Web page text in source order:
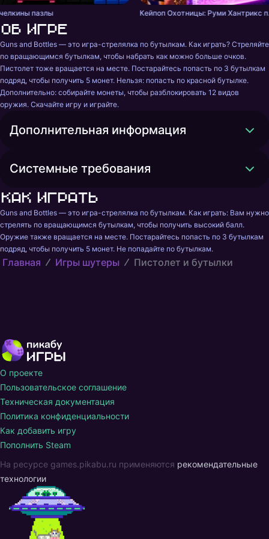
пазлы Кейпоп
Об игре
Guns and Bottles — это игра-стрелялка по бутылкам. Как играть? Стреляйте
по вращающимся бутылкам, чтобы набрать как можно больше очков.
Пистолет тоже вращается на месте. Постарайтесь попасть по 3 бутылкам
подряд, чтобы получить 5 монет. Нельзя: попасть по красной бутылке.
Дополнительно: собирайте монеты, чтобы разблокировать 12 видов
оружия. Скачайте игру и играйте.
Дополнительная информация
Системные требования
Как играть
Guns and Bottles — это игра-стрелялка по бутылкам. Как играть: Вам нужно
стрелять по вращающимся бутылкам, чтобы получить высокий балл.
Оружие также вращается на месте. Постарайтесь попасть по 3 бутылкам
подряд, чтобы получить 5 монет. Не попадайте по бутылкам.
Главная Игры шутеры Пистолет и бутылки
О проекте
Пользовательское соглашение
Техническая документация
Политика конфиденциальности
Как добавить игру
Пополнить Steam
На ресурсе games.pikabu.ru применяются рекомендательные
технологии